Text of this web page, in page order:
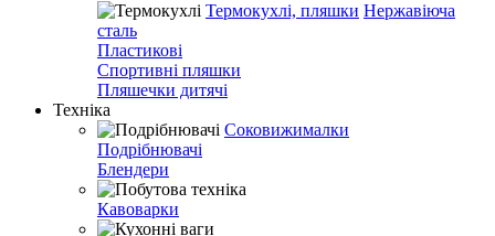
Термокухлі, пляшки Нержавіюча
сталь
Пластикові
Спортивні пляшки
Пляшечки дитячі
Техніка
Соковижималки
Подрібнювачі
Блендери
Кавоварки